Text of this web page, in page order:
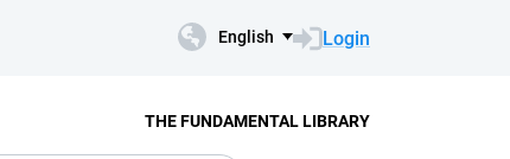
English Login
THE FUNDAMENTAL LIBRARY